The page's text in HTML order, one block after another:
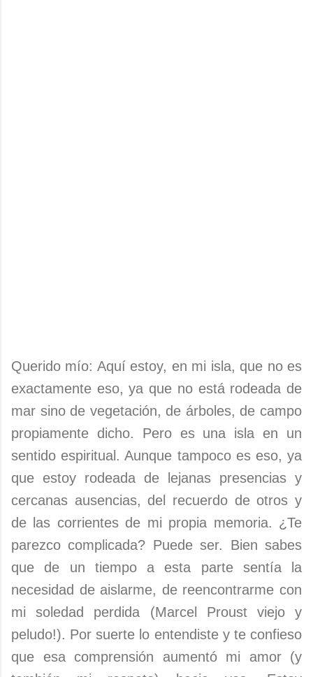
Querido mío: Aquí estoy, en mi isla, que no es
exactamente eso, ya que no está rodeada de
mar sino de vegetación, de árboles, de campo
propiamente dicho. Pero es una isla en un
sentido espiritual. Aunque tampoco es eso, ya
que estoy rodeada de lejanas presencias y
cercanas ausencias, del recuerdo de otros y
de las corrientes de mi propia memoria. ¿Te
parezco complicada? Puede ser. Bien sabes
que de un tiempo a esta parte sentía la
necesidad de aislarme, de reencontrarme con
mi soledad perdida (Marcel Proust viejo y
peludo!). Por suerte lo entendiste y te confieso
que esa comprensión aumentó mi amor (y